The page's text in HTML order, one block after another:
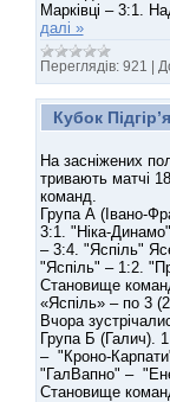
Марківці – 3:1.
далі »
Переглядів: 921 |
Кубок
На засніжених
тривають матчі
команд.
Група А (Івано-
3:1. "Ніка-
– 3:4. "Яспіль"
"Яспіль" – 1:2.
Становище
«Яспіль» – по 3
Вчора
Група Б (Галич).
– "Кроно-
"ГалВапно" –
Становище